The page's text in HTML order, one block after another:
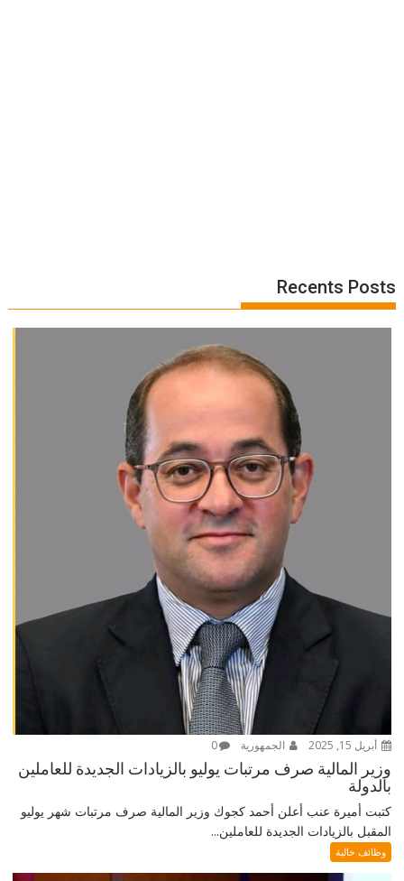
Recents Posts
أبريل 15, 2025 الجمهورية 0
وزير المالية صرف مرتبات يوليو بالزيادات الجديدة للعاملين
بالدولة
كتبت أميرة عنب أعلن أحمد كجوك وزير المالية صرف مرتبات شهر يوليو
المقبل بالزيادات الجديدة للعاملين...
وظائف خالية